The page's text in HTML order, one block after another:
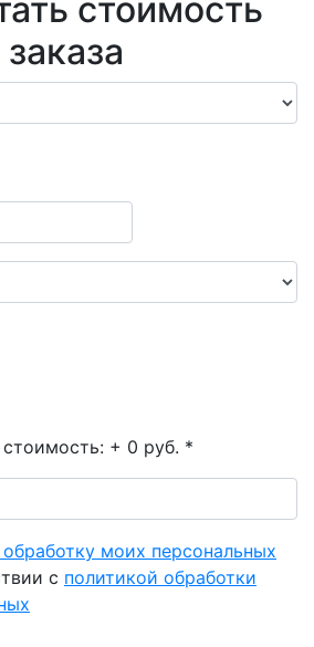
стоимость
заказа
+ 0 руб. *
обработку моих персональных
с политикой обработки